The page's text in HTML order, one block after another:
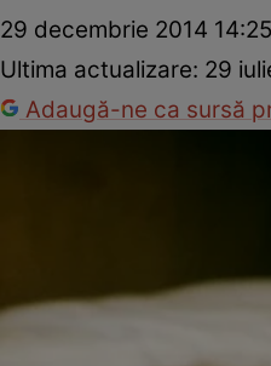
29 decembrie 2014 14:25
Ultima actualizare: 29
Adaugă-ne ca sursă